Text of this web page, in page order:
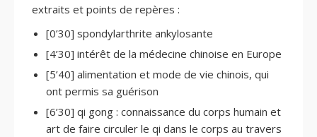
extraits et points de repères :
[0’30] spondylarthrite ankylosante
[4’30] intérêt de la médecine chinoise en Europe
[5’40] alimentation et mode de vie chinois, qui
ont permis sa guérison
[6’30] qi gong : connaissance du corps humain et
art de faire circuler le qi dans le corps au travers